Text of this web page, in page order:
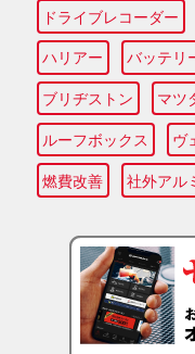
ドライブレコーダー
ハリアー バッテリ
ブリヂストン マツ
ルーフボックス ヴ
燃費改善 社外アル